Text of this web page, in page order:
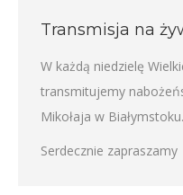
Transmisja na
W każdą niedzielę
transmitujemy
Mikołaja w Białymstoku.
Serdecznie zapraszamy